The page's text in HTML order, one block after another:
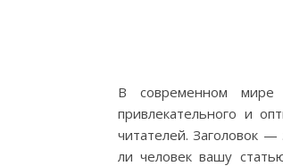
В современном мире
привлекательного и
читателей. Заголовок
ли человек вашу